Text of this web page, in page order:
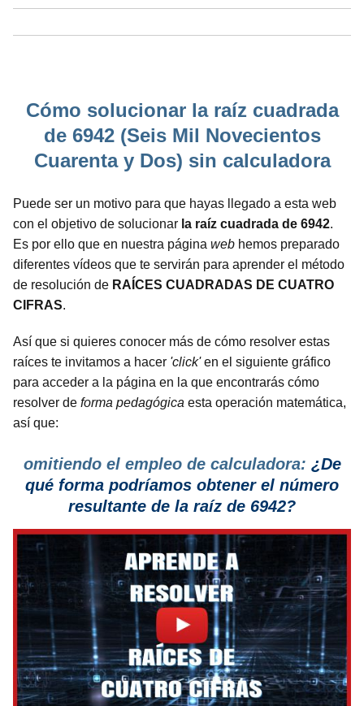
Cómo solucionar la raíz cuadrada
de 6942 (Seis Mil Novecientos
Cuarenta y Dos) sin calculadora
Puede ser un motivo para que hayas llegado a esta web
con el objetivo de solucionar la raíz cuadrada de 6942.
Es por ello que en nuestra página web hemos preparado
diferentes vídeos que te servirán para aprender el método
de resolución de RAÍCES CUADRADAS DE CUATRO
CIFRAS.
Así que si quieres conocer más de cómo resolver estas
raíces te invitamos a hacer 'click'en el siguiente gráfico
para acceder a la página en la que encontrarás cómo
resolver de forma pedagógica esta operación matemática,
así que:
omitiendo el empleo de calculadora: ¿De
qué forma podríamos obtener el número
resultante de la raíz de 6942?